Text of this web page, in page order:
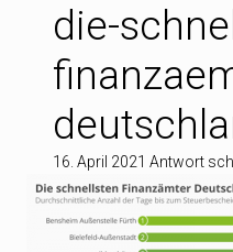
die-
16. April 2021 Antwort